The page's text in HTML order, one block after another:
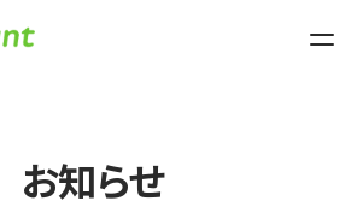
お知らせ